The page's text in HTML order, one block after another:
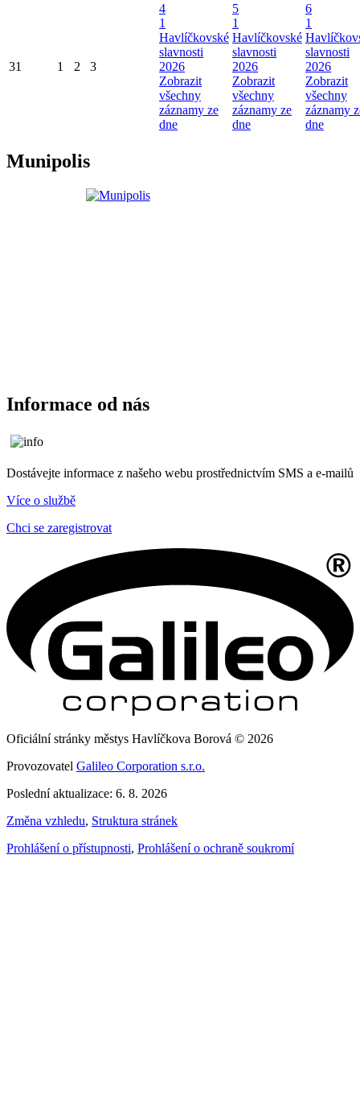
31 1 2 3
4
1
Havlíčkovské
slavnosti
2026
Zobrazit
všechny
záznamy ze
dne
5
1
Havlíčkovské
slavnosti
2026
Zobrazit
všechny
záznamy ze
dne
6
1
slavnosti
2026
Zobrazit
všechny
záznamy
dne
Munipolis
Informace od nás
Dostávejte informace z našeho webu prostřednictvím SMS a e-mailů
Více o službě
Chci se zaregistrovat
Oficiální stránky městys Havlíčkova Borová © 2026
Provozovatel Galileo Corporation s.r.o.
Poslední aktualizace: 6. 8. 2026
Změna vzhledu, Struktura stránek
Prohlášení o přístupnosti, Prohlášení o ochraně soukromí